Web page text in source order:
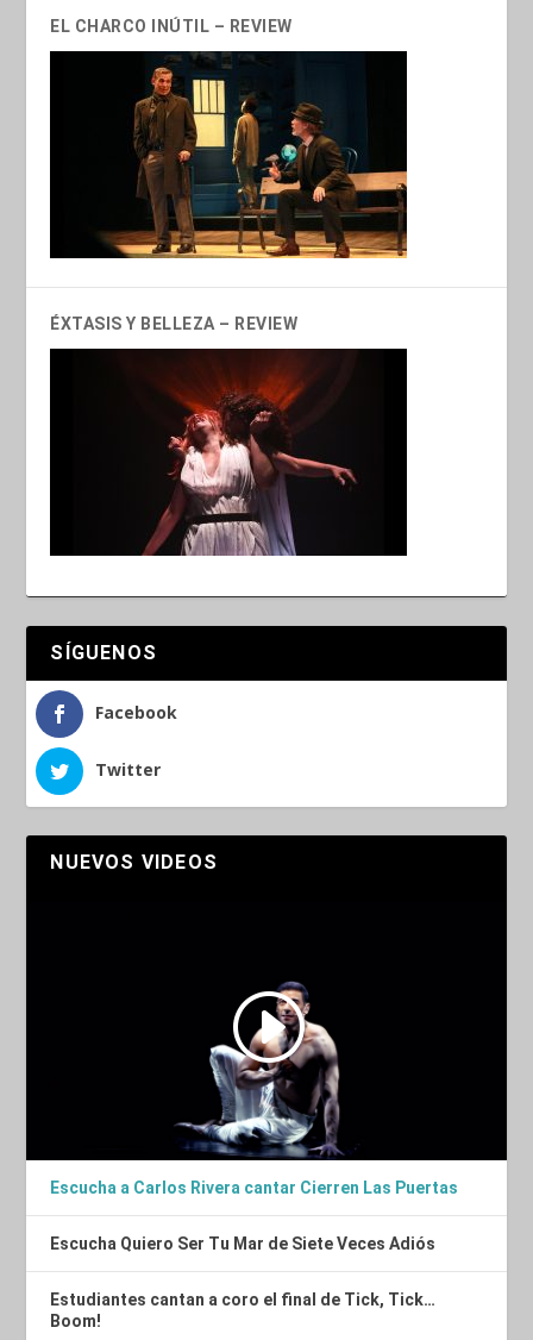
EL CHARCO INÚTIL – REVIEW
ÉXTASIS Y BELLEZA – REVIEW
SÍGUENOS
Facebook
Twitter
NUEVOS VIDEOS
Escucha a Carlos Rivera cantar Cierren Las Puertas
Escucha Quiero Ser Tu Mar de Siete Veces Adiós
Estudiantes cantan a coro el final de Tick, Tick…
Boom!